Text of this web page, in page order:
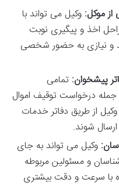
از موکل: وکیل می تواند با
اخذ و پیگیری نوبت
و نیازی به حضور شخصی
پیشخوان: تمامی
درخواست توقیف اموال
از طریق دفاتر خدمات
شوند.
وکیل می تواند به جای
و مسئولین مربوطه
با سرعت و دقت بیشتری